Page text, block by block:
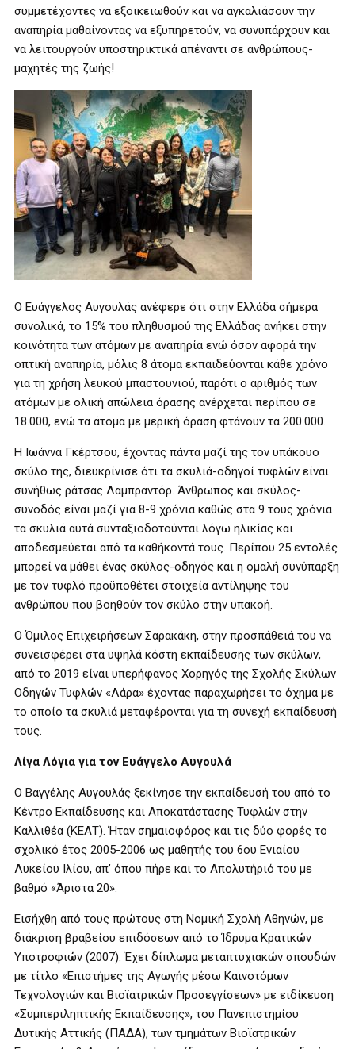
συμμετέχοντες να εξοικειωθούν και να αγκαλιάσουν την
αναπηρία μαθαίνοντας να εξυπηρετούν, να συνυπάρχουν και
να λειτουργούν υποστηρικτικά απέναντι σε ανθρώπους-
μαχητές της ζωής!
Ο Ευάγγελος Αυγουλάς ανέφερε ότι στην Ελλάδα σήμερα
συνολικά, το 15% του πληθυσμού της Ελλάδας ανήκει στην
κοινότητα των ατόμων με αναπηρία ενώ όσον αφορά την
οπτική αναπηρία, μόλις 8 άτομα εκπαιδεύονται κάθε χρόνο
για τη χρήση λευκού μπαστουνιού, παρότι ο αριθμός των
ατόμων με ολική απώλεια όρασης ανέρχεται περίπου σε
18.000, ενώ τα άτομα με μερική όραση φτάνουν τα 200.000.
Η Ιωάννα Γκέρτσου, έχοντας πάντα μαζί της τον υπάκουο
σκύλο της, διευκρίνισε ότι τα σκυλιά-οδηγοί τυφλών είναι
συνήθως ράτσας Λαμπραντόρ. Άνθρωπος και σκύλος-
συνοδός είναι μαζί για 8-9 χρόνια καθώς στα 9 τους χρόνια
τα σκυλιά αυτά συνταξιοδοτούνται λόγω ηλικίας και
αποδεσμεύεται από τα καθήκοντά τους. Περίπου 25 εντολές
μπορεί να μάθει ένας σκύλος-οδηγός και η ομαλή συνύπαρξη
με τον τυφλό προϋποθέτει στοιχεία αντίληψης του
ανθρώπου που βοηθούν τον σκύλο στην υπακοή.
Ο Όμιλος Επιχειρήσεων Σαρακάκη, στην προσπάθειά του να
συνεισφέρει στα υψηλά κόστη εκπαίδευσης των σκύλων,
από το 2019 είναι υπερήφανος Χορηγός της Σχολής Σκύλων
Οδηγών Τυφλών «Λάρα» έχοντας παραχωρήσει το όχημα με
το οποίο τα σκυλιά μεταφέρονται για τη συνεχή εκπαίδευσή
τους.
Λίγα Λόγια για τον Ευάγγελο Αυγουλά
Ο Βαγγέλης Αυγουλάς ξεκίνησε την εκπαίδευσή του από το
Κέντρο Εκπαίδευσης και Αποκατάστασης Τυφλών στην
Καλλιθέα (ΚΕΑΤ). Ήταν σημαιοφόρος και τις δύο φορές το
σχολικό έτος 2005-2006 ως μαθητής του 6ου Ενιαίου
Λυκείου Ιλίου, απ’ όπου πήρε και το Απολυτήριό του με
βαθμό «Άριστα 20».
Εισήχθη από τους πρώτους στη Νομική Σχολή Αθηνών, με
διάκριση βραβείου επιδόσεων από το Ίδρυμα Κρατικών
Υποτροφιών (2007). Έχει δίπλωμα μεταπτυχιακών σπουδών
με τίτλο «Επιστήμες της Αγωγής μέσω Καινοτόμων
Τεχνολογιών και Βιοϊατρικών Προσεγγίσεων» με ειδίκευση
«Συμπεριληπτικής Εκπαίδευσης», του Πανεπιστημίου
Δυτικής Αττικής (ΠΑΔΑ), των τμημάτων Βιοϊατρικών